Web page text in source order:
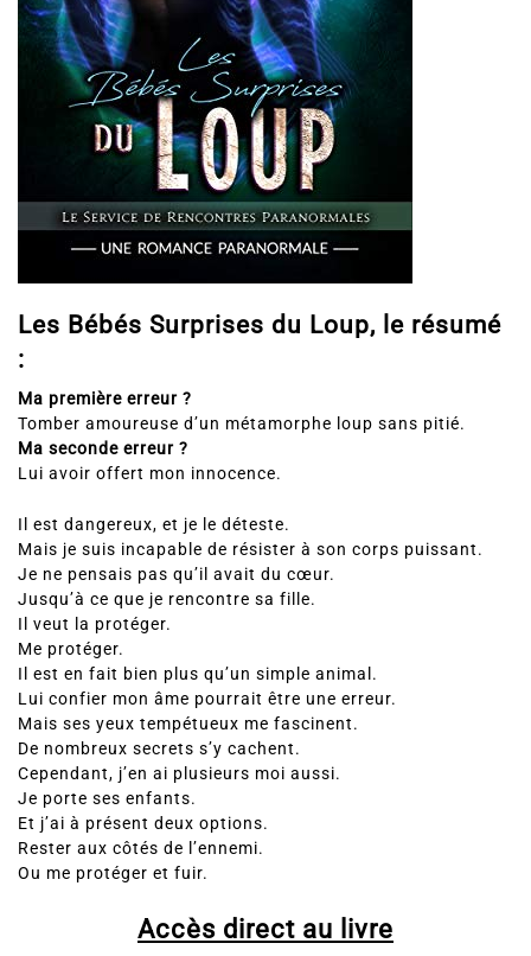
Les Bébés Surprises du Loup, le résumé
:
Ma première erreur ?
Tomber amoureuse d’un métamorphe loup sans pitié.
Ma seconde erreur ?
Lui avoir offert mon innocence.
Il est dangereux, et je le déteste.
Mais je suis incapable de résister à son corps puissant.
Je ne pensais pas qu’il avait du cœur.
Jusqu’à ce que je rencontre sa fille.
Il veut la protéger.
Me protéger.
Il est en fait bien plus qu’un simple animal.
Lui confier mon âme pourrait être une erreur.
Mais ses yeux tempétueux me fascinent.
De nombreux secrets s’y cachent.
Cependant, j’en ai plusieurs moi aussi.
Je porte ses enfants.
Et j’ai à présent deux options.
Rester aux côtés de l’ennemi.
Ou me protéger et fuir.
Accès direct au livre